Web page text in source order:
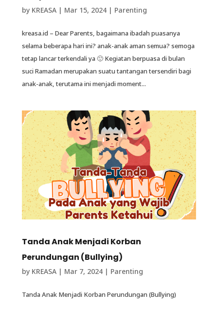
by KREASA| Mar 15, 2024| Parenting
kreasa.id – Dear Parents, bagaimana ibadah puasanya
selama beberapa hari ini? anak-anak aman semua? semoga
tetap lancar terkendali ya 🙂 Kegiatan berpuasa di bulan
suci Ramadan merupakan suatu tantangan tersendiri bagi
anak-anak, terutama ini menjadi moment...
Tanda Anak Menjadi Korban
Perundungan (Bullying)
by KREASA| Mar 7, 2024| Parenting
Tanda Anak Menjadi Korban Perundungan (Bullying)